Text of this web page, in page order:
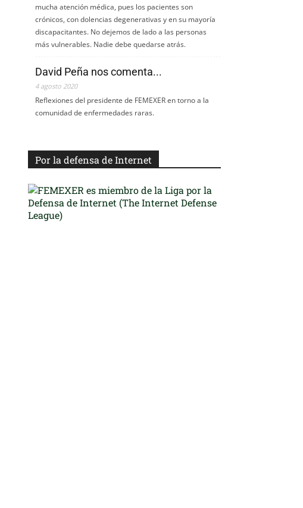
mucha atención médica, pues los pacientes son
crónicos, con dolencias degenerativas y en su mayoría
discapacitantes. No dejemos de lado a las personas
más vulnerables. Nadie debe quedarse atrás.
David Peña nos comenta...
4 agosto 2020
Reflexiones del presidente de FEMEXER en torno a la
comunidad de enfermedades raras.
Por la defensa de Internet